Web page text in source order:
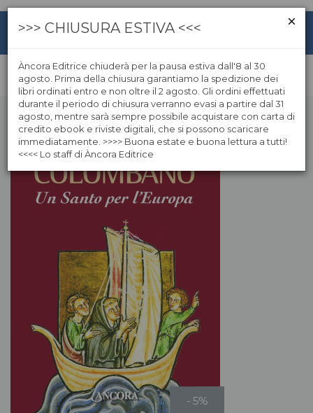
- 5%
>>> CHIUSURA ESTIVA <<<
Àncora Editrice chiuderà per la pausa estiva dall'8 al 30
agosto. Prima della chiusura garantiamo la spedizione dei
libri ordinati entro e non oltre il 2 agosto. Gli ordini effettuati
durante il periodo di chiusura verranno evasi a partire dal 31
agosto, mentre sarà sempre possibile acquistare con carta di
credito ebook e riviste digitali, che si possono scaricare
immediatamente. >>>> Buona estate e buona lettura a tutti!
<<<< Lo staff di Àncora Editrice